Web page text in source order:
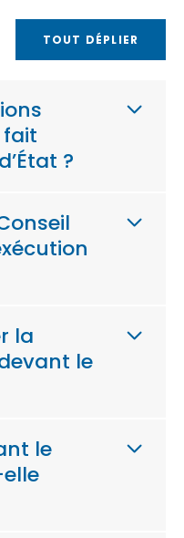
TOUT DÉPLIER
fait
?
la
le
le